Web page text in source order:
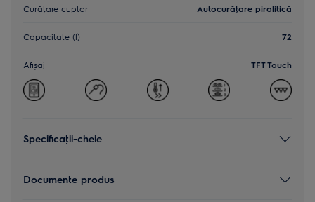
Curăţare cuptor Autocurăţare pirolitică
Capacitate (l) 72
Afișaj TFT Touch
Specificaţii-cheie
Documente produs